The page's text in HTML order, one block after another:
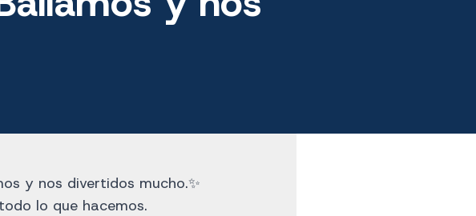
y nos divertidos mucho.✨
lo que hacemos.